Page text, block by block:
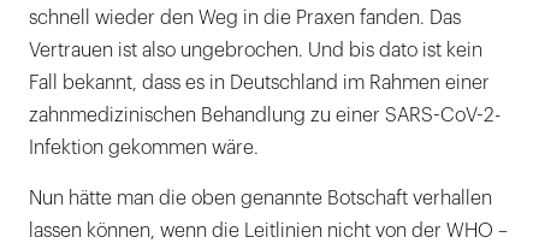
schnell wieder den Weg in die Praxen fanden. Das
Vertrauen ist also ungebrochen. Und bis dato ist kein
Fall bekannt, dass es in Deutschland im Rahmen einer
zahnmedizinischen Behandlung zu einer SARS-CoV-2-
Infektion gekommen wäre.
Nun hätte man die oben genannte Botschaft verhallen
lassen können, wenn die Leitlinien nicht von der WHO –